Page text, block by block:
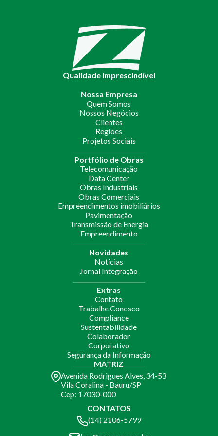
Qualidade Imprescindível
Nossa Empresa
Quem Somos
Nossos Negócios
Clientes
Regiões
Projetos Sociais
Portfólio de Obras
Telecomunicação
Data Center
Obras Industriais
Obras Comerciais
Empreendimentos imobiliários
Pavimentação
Transmissão de Energia
Empreendimento
Novidades
Notícias
Jornal Integração
Extras
Contato
Trabalhe Conosco
Compliance
Sustentabilidade
Colaborador
Corporativo
Segurança da Informação
MATRIZ
Avenida Rodrigues Alves, 34-53
Vila Coralina - Bauru/SP
Cep: 17030-000
CONTATOS
(14) 2106-5799